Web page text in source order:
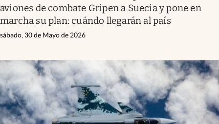
aviones de combate Gripen a Suecia y pone en
marcha su plan: cuándo llegarán al país
sábado, 30 de Mayo de 2026